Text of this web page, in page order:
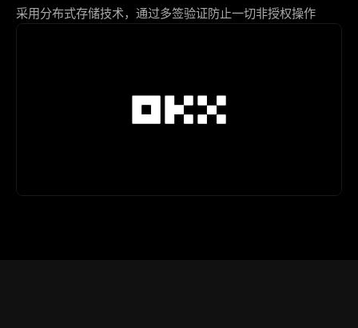
采用分布式存储技术，通过多签验证防止一切非授权操作